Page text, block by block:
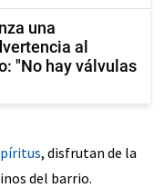
una
al
"No hay válvulas
, disfrutan de la
del barrio.